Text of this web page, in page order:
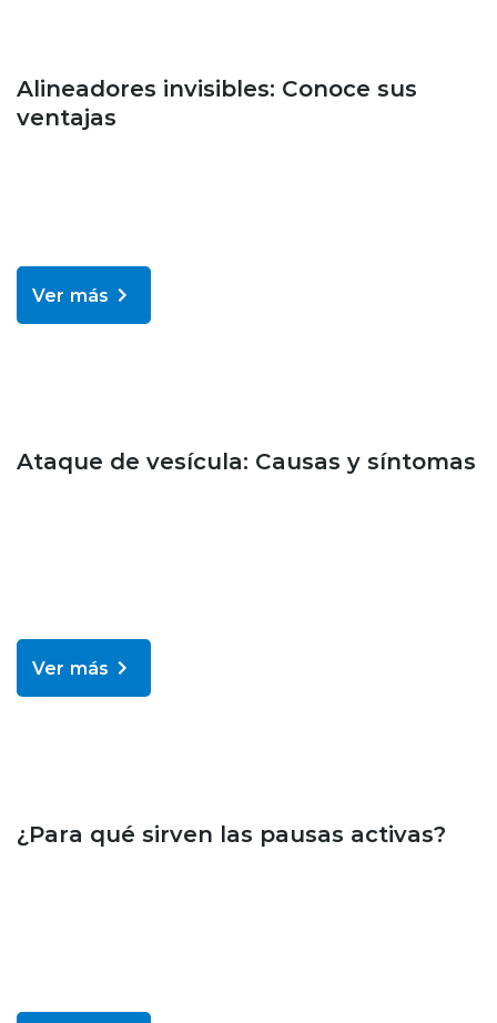
Alineadores invisibles: Conoce sus
ventajas
Ver más
Ataque de vesícula: Causas y síntomas
Ver más
¿Para qué sirven las pausas activas?